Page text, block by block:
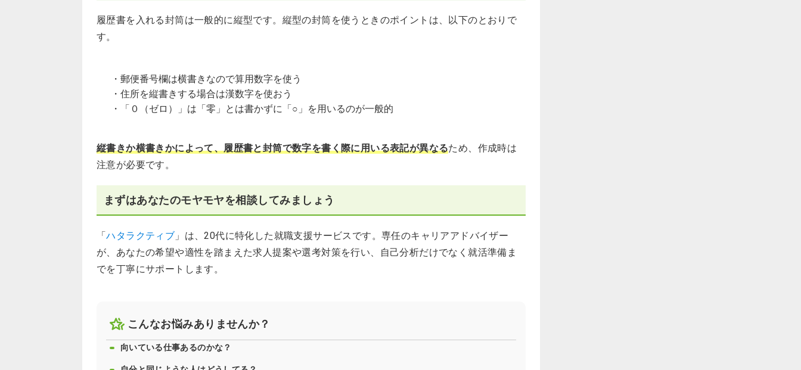
履歴書を入れる封筒は一般的に縦型です。縦型の封筒を使うときのポイントは、以下のとおりで
す。
・郵便番号欄は横書きなので算用数字を使う
・住所を縦書きする場合は漢数字を使おう
・「０（ゼロ）」は「零」とは書かずに「○」を用いるのが一般的
縦書きか横書きかによって、履歴書と封筒で数字を書く際に用いる表記が異なるため、作成時は
注意が必要です。
まずはあなたのモヤモヤを相談してみましょう
「ハタラクティブ 」は、20代に特化した就職支援サービスです。専任のキャリアアドバイザー
が、あなたの希望や適性を踏まえた求人提案や選考対策を行い、自己分析だけでなく就活準備ま
でを丁寧にサポートします。
こんなお悩みありませんか？
向いている仕事あるのかな？